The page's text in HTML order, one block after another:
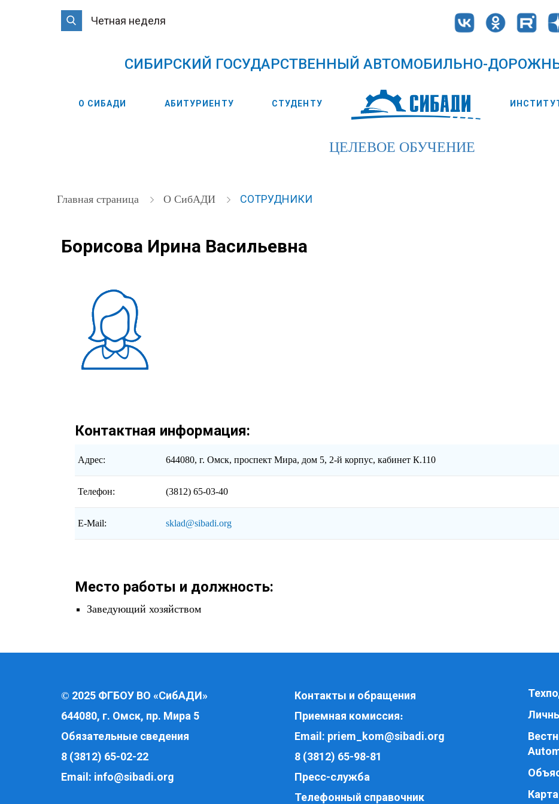
Четная неделя
CИБИРСКИЙ ГОСУДАРСТВЕННЫЙ АВТОМОБИЛЬНО-
О СИБАДИ АБИТУРИЕНТУ СТУДЕНТУ
ЦЕЛЕВОЕ ОБУЧЕНИЕ
Главная страница О СибАДИ СОТРУДНИКИ
Борисова Ирина Васильевна
Контактная информация:
Адрес: 644080, г. Омск, проспект Мира, дом 5, 2-й корпус, кабинет К.110
Телефон: (3812) 65-03-40
E-Mail: sklad@sibadi.org
Место работы и должность:
Заведующий хозяйством
© 2025 ФГБОУ ВО «СибАДИ»
644080, г. Омск, пр. Мира 5
Обязательные сведения
8 (3812) 65-02-22
Email: info@sibadi.org
Контакты и обращения
Приемная комиссия:
Email: priem_kom@sibadi.org
8 (3812) 65-98-81
Пресс-служба
Телефонный справочник